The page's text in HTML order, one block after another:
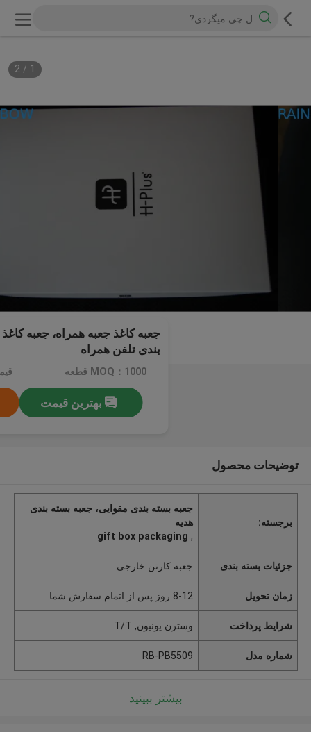
1
/
2
جعبه کاغذ جعبه همراه، جعبه
بندی تلفن همراه
MOQ：1000 قطعه
بهترین قیمت
توضیحات محصول
برجسته:
جعبه بسته بندی مقوایی، جعبه بسته بندی
هدیه
,
gift box packaging
جزئیات بسته بندی جعبه کارتن خارجی
زمان تحویل 8-12 روز پس از اتمام سفارش شما
شرایط پرداخت وسترن یونیون, T/T
شماره مدل RB-PB5509
بیشتر ببینید